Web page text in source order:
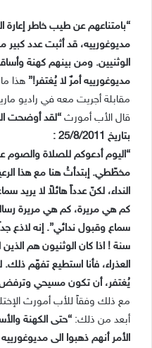
“بامتناعهم عن طيب خاطر إعارة
مديوغورييه، قد أثبت عدد كبير
الوثنيين. ومن بينهم كهنة
مديوغورييه أمرٌ لا يُغتفر!” هذا
مقابلة أجريت معه في راديو
قال الأب أمورث “لقد أوضحت
بتاريخ 25/8/2011 :
“اليوم أدعوكم للصلاة والصوم
مخطّطي. إبتدأتُ هنا مع هذا
النداء، لكنّ عدداً هائلاً لا يريد
كم هي مريرة، كم هي مريرة رسالة
سماع وقبول ندائي”. إنه لاذع
سنة ! اذا كان الوثنيون هم
العذراء، فأنا استطيع تفهّم
يُغتفر، أن تكون مسيحي
مع ذلك وفقاً للأب أمورث
أبعد من ذلك: “حتى الكهنة
الأمر أنهم ذهبوا الى